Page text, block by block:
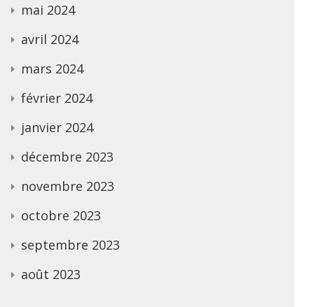
mai 2024
avril 2024
mars 2024
février 2024
janvier 2024
décembre 2023
novembre 2023
octobre 2023
septembre 2023
août 2023